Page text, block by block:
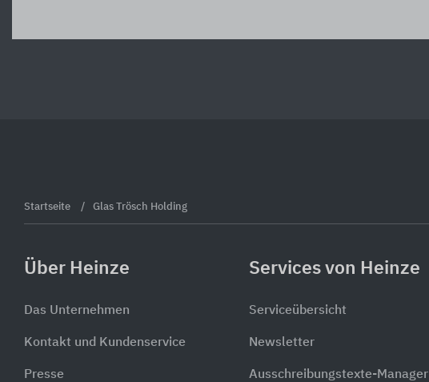
Startseite Glas Trösch Holding
Über Heinze
Das Unternehmen
Kontakt und Kundenservice
Presse
Services von Heinze
Serviceübersicht
Newsletter
Ausschreibungstexte-Manager